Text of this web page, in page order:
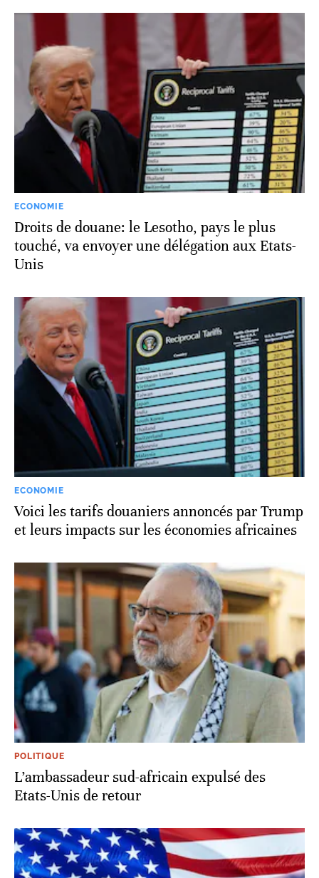
ECONOMIE
Droits de douane: le Lesotho, pays le plus
touché, va envoyer une délégation aux Etats-
Unis
ECONOMIE
Voici les tarifs douaniers annoncés par Trump
et leurs impacts sur les économies africaines
POLITIQUE
L’ambassadeur sud-africain expulsé des
Etats-Unis de retour